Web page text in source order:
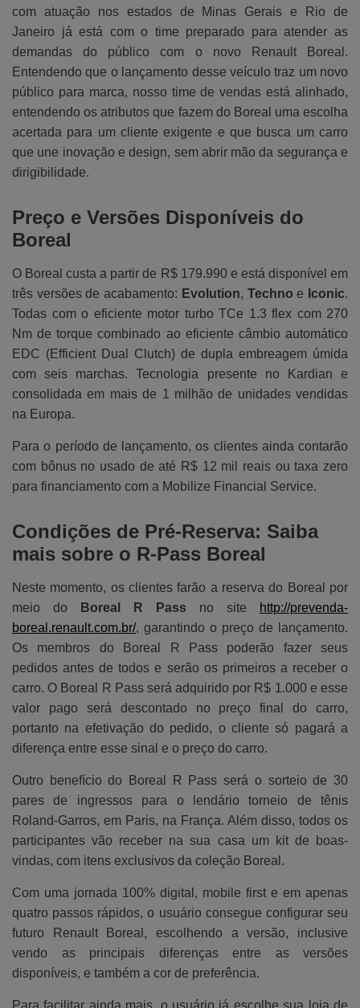
com atuação nos estados de Minas Gerais e Rio de
Janeiro já está com o time preparado para atender as
demandas do público com o novo Renault Boreal.
Entendendo que o lançamento desse veículo traz um novo
público para marca, nosso time de vendas está alinhado,
entendendo os atributos que fazem do Boreal uma escolha
acertada para um cliente exigente e que busca um carro
que une inovação e design, sem abrir mão da segurança e
dirigibilidade.
Preço e Versões Disponíveis do
Boreal
O Boreal custa a partir de R$ 179.990 e está disponível em
três versões de acabamento: Evolution, Techno e Iconic.
Todas com o eficiente motor turbo TCe 1.3 flex com 270
Nm de torque combinado ao eficiente câmbio automático
EDC (Efficient Dual Clutch) de dupla embreagem úmida
com seis marchas. Tecnologia presente no Kardian e
consolidada em mais de 1 milhão de unidades vendidas
na Europa.
Para o período de lançamento, os clientes ainda contarão
com bônus no usado de até R$ 12 mil reais ou taxa zero
para financiamento com a Mobilize Financial Service.
Condições de Pré-Reserva: Saiba
mais sobre o R-Pass Boreal
Neste momento, os clientes farão a reserva do Boreal por
meio do
Boreal R Pass no site
http://prevenda-
boreal.renault.com.br/, garantindo o preço de lançamento.
Os membros do Boreal R Pass poderão fazer seus
pedidos antes de todos e serão os primeiros a receber o
carro. O Boreal R Pass será adquirido por R$ 1.000 e esse
valor pago será descontado no preço final do carro,
portanto na efetivação do pedido, o cliente só pagará a
diferença entre esse sinal e o preço do carro.
Outro benefício do Boreal R Pass será o sorteio de 30
pares de ingressos para o lendário torneio de tênis
Roland-Garros, em Paris, na França. Além disso, todos os
participantes vão receber na sua casa um kit de boas-
vindas, com itens exclusivos da coleção Boreal.
Com uma jornada 100% digital, mobile first e em apenas
quatro passos rápidos, o usuário consegue configurar seu
futuro Renault Boreal, escolhendo a versão, inclusive
vendo as principais diferenças entre as versões
disponíveis, e também a cor de preferência.